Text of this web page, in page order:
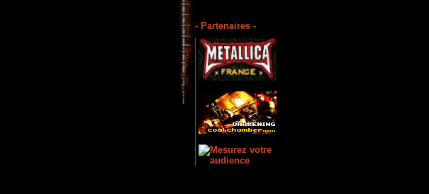
- Partenaires -